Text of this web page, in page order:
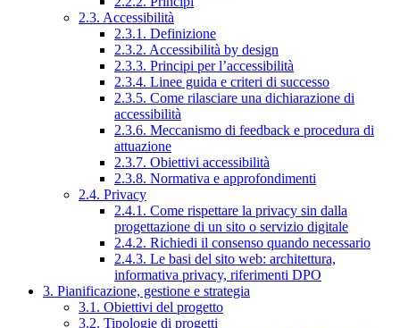
2.3. Accessibilità
2.3.1. Definizione
2.3.2. Accessibilità by design
2.3.3. Principi per l’accessibilità
2.3.4. Linee guida e criteri di successo
2.3.5. Come rilasciare una dichiarazione di
accessibilità
2.3.6. Meccanismo di feedback e procedura di
attuazione
2.3.7. Obiettivi accessibilità
2.3.8. Normativa e approfondimenti
2.4. Privacy
2.4.1. Come rispettare la privacy sin dalla
progettazione di un sito o servizio digitale
2.4.2. Richiedi il consenso quando necessario
2.4.3. Le basi del sito web: architettura,
informativa privacy, riferimenti DPO
3. Pianificazione, gestione e strategia
3.1. Obiettivi del progetto
3.2. Tipologie di progetti